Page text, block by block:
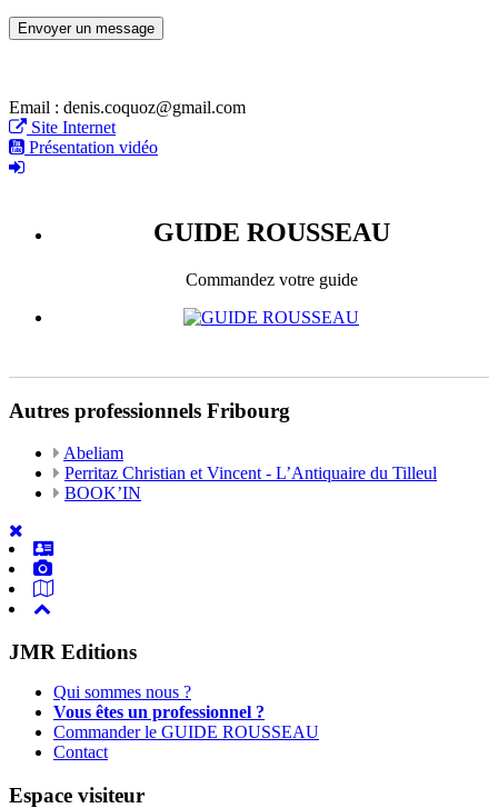
Email : denis.coquoz@gmail.com
Site Internet
Présentation vidéo
GUIDE ROUSSEAU
Commandez votre guide
Autres professionnels Fribourg
Abeliam
Perritaz Christian et Vincent - L’Antiquaire du Tilleul
BOOK’IN
JMR Editions
Qui sommes nous ?
Vous êtes un professionnel ?
Commander le GUIDE ROUSSEAU
Contact
Espace visiteur